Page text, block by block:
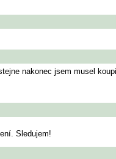
nakonec jsem musel
Sledujem!